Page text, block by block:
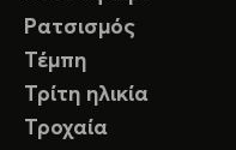
Ρατσισμός
Τέμπη
Τρίτη ηλικία
Τροχαία